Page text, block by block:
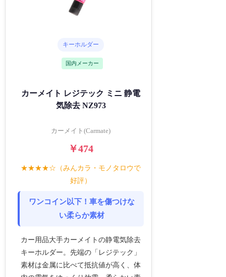
キーホルダー
国内メーカー
カーメイト レジテック ミニ 静電
気除去 NZ973
カーメイト(Carmate)
￥474
★★★★☆（みんカラ・モノタロウで
好評）
ワンコイン以下！車を傷つけな
い柔らか素材
カー用品大手カーメイトの静電気除去
キーホルダー。先端の「レジテック」
素材は金属に比べて抵抗値が高く、体